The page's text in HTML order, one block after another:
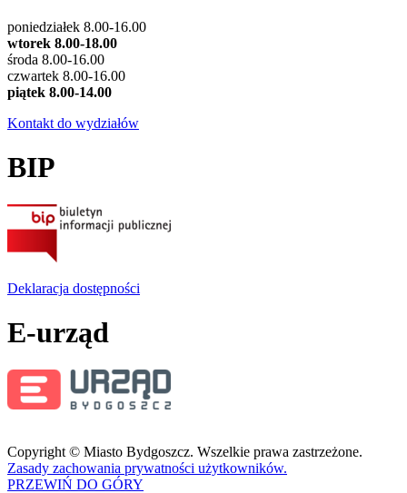
poniedziałek 8.00-16.00
wtorek 8.00-18.00
środa 8.00-16.00
czwartek 8.00-16.00
piątek 8.00-14.00
Kontakt do wydziałów
BIP
Deklaracja dostępności
E-urząd
Copyright © Miasto Bydgoszcz. Wszelkie prawa zastrzeżone.
Zasady zachowania prywatności użytkowników.
PRZEWIŃ DO GÓRY